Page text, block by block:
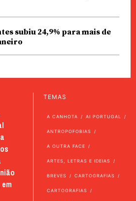
subiu 24,9% para mais de
TEMAS
A CANHOTA AI PORTUGAL
ANTROPOFOBIAS
A OUTRA FACE
ARTES, LETRAS E IDEIAS
BREVES CARTOGRAFIAS
CARTOGRAFIAS